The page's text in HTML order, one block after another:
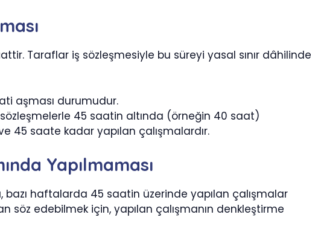
Taraflar iş sözleşmesiyle bu süreyi yasal sınır dâhilinde
aşması durumudur.
sözleşmelerle 45 saatin altında (örneğin 40 saat)
45 saate kadar yapılan çalışmalardır.
Yapılmaması
bazı haftalarda 45 saatin üzerinde yapılan çalışmalar
edebilmek için, yapılan çalışmanın denkleştirme